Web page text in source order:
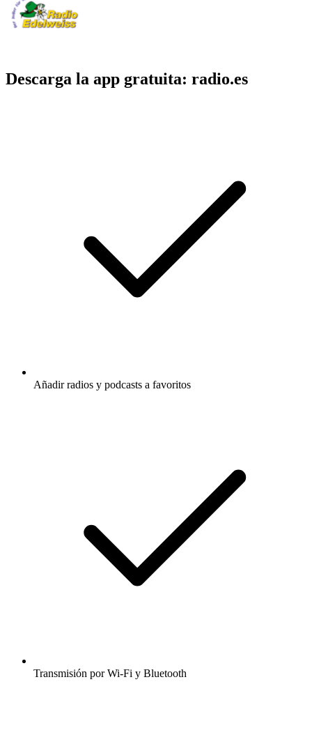
Descarga la app gratuita: radio.es
Añadir radios y podcasts a favoritos
Transmisión por Wi-Fi y Bluetooth